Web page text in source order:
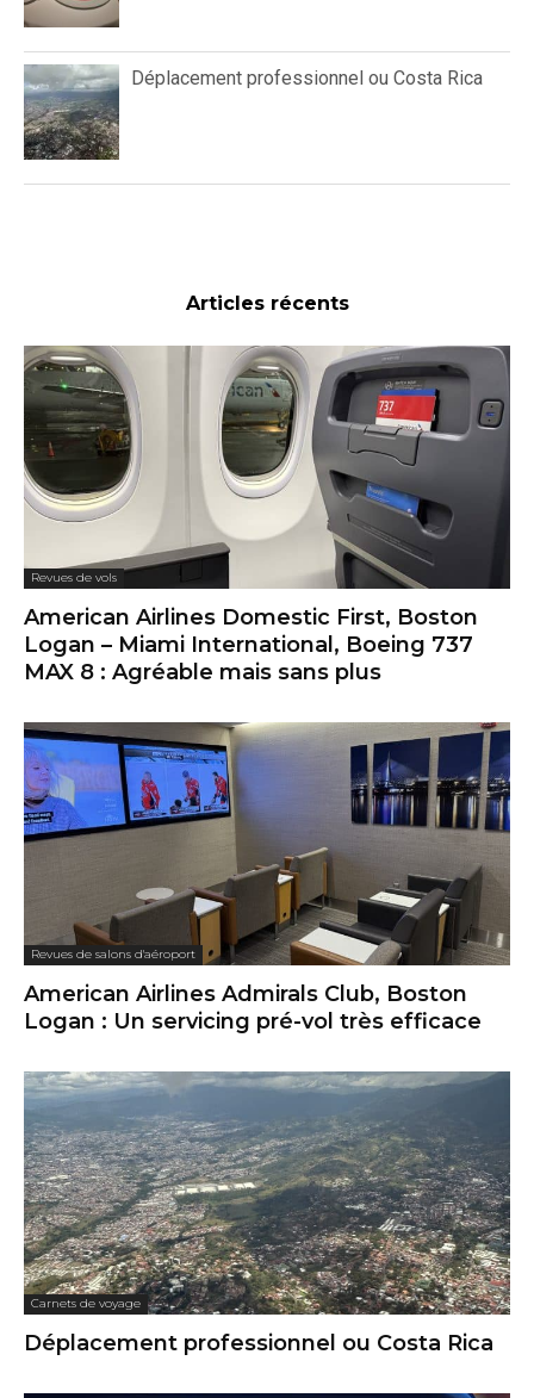
Déplacement professionnel ou Costa Rica
Articles récents
Revues de vols
American Airlines Domestic First, Boston
Logan – Miami International, Boeing 737
MAX 8 : Agréable mais sans plus
Revues de salons d'aéroport
American Airlines Admirals Club, Boston
Logan : Un servicing pré-vol très efficace
Carnets de voyage
Déplacement professionnel ou Costa Rica